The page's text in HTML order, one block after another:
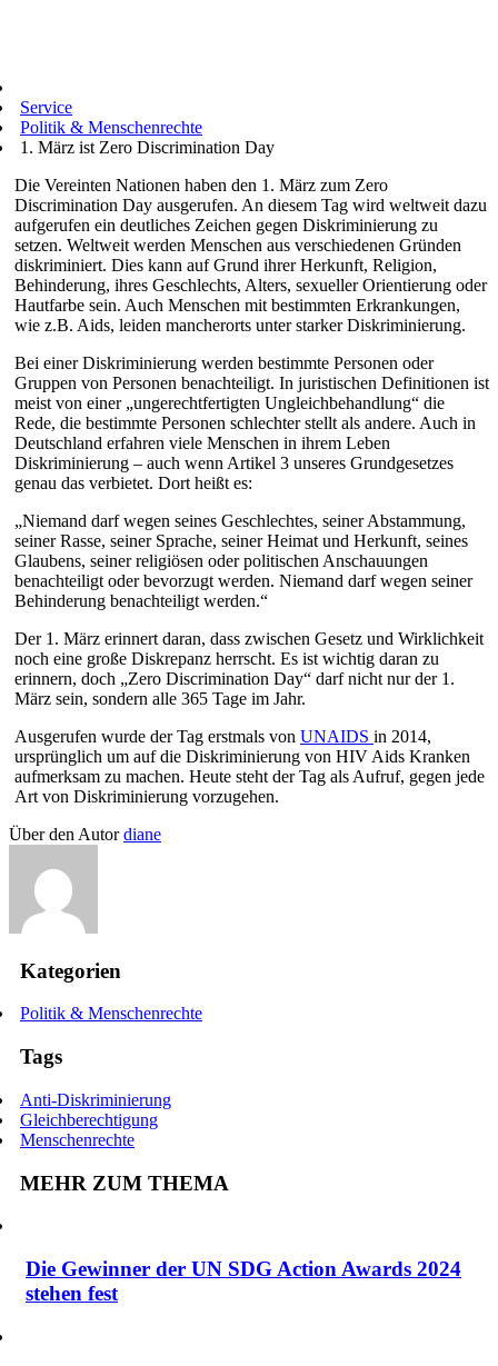
Service
Politik & Menschenrechte
1. März ist Zero Discrimination Day
Die Vereinten Nationen haben den 1. März zum Zero
Discrimination Day ausgerufen. An diesem Tag wird weltweit dazu
aufgerufen ein deutliches Zeichen gegen Diskriminierung zu
setzen. Weltweit werden Menschen aus verschiedenen Gründen
diskriminiert. Dies kann auf Grund ihrer Herkunft, Religion,
Behinderung, ihres Geschlechts, Alters, sexueller Orientierung oder
Hautfarbe sein. Auch Menschen mit bestimmten Erkrankungen,
wie z.B. Aids, leiden mancherorts unter starker Diskriminierung.
Bei einer Diskriminierung werden bestimmte Personen oder
Gruppen von Personen benachteiligt. In juristischen Definitionen ist
meist von einer „ungerechtfertigten Ungleichbehandlung“ die
Rede, die bestimmte Personen schlechter stellt als andere. Auch in
Deutschland erfahren viele Menschen in ihrem Leben
Diskriminierung – auch wenn Artikel 3 unseres Grundgesetzes
genau das verbietet. Dort heißt es:
„Niemand darf wegen seines Geschlechtes, seiner Abstammung,
seiner Rasse, seiner Sprache, seiner Heimat und Herkunft, seines
Glaubens, seiner religiösen oder politischen Anschauungen
benachteiligt oder bevorzugt werden. Niemand darf wegen seiner
Behinderung benachteiligt werden.“
Der 1. März erinnert daran, dass zwischen Gesetz und Wirklichkeit
noch eine große Diskrepanz herrscht. Es ist wichtig daran zu
erinnern, doch „Zero Discrimination Day“ darf nicht nur der 1.
März sein, sondern alle 365 Tage im Jahr.
Ausgerufen wurde der Tag erstmals von UNAIDS in 2014,
ursprünglich um auf die Diskriminierung von HIV Aids Kranken
aufmerksam zu machen. Heute steht der Tag als Aufruf, gegen jede
Art von Diskriminierung vorzugehen.
Über den Autordiane
Kategorien
Politik & Menschenrechte
Tags
Anti-Diskriminierung
Gleichberechtigung
Menschenrechte
MEHR ZUM THEMA
Die Gewinner der UN SDG Action Awards 2024
stehen fest